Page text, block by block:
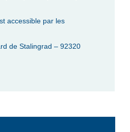
accessible par les
de Stalingrad – 92320